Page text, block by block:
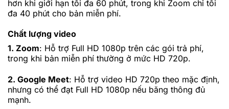
hơn khi giới hạn tối đa 60 phút, trong khi Zoom chỉ tối
đa 40 phút cho bản miễn phí.
Chất lượng video
1. Zoom: Hỗ trợ Full HD 1080p trên các gói trả phí,
trong khi bản miễn phí thường ở mức HD 720p.
2. Google Meet: Hỗ trợ video HD 720p theo mặc định,
nhưng có thể đạt Full HD 1080p nếu băng thông đủ
mạnh.